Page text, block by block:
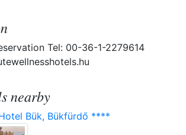
Tel: 00-36-1-2279614
nearby
Bük, Bükfürdő ****